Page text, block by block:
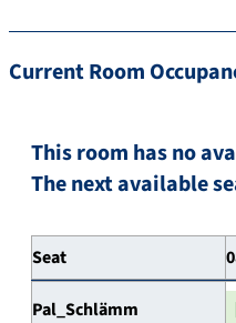
Current Room
This room has no
The next available
Seat
Pal_Schlämm